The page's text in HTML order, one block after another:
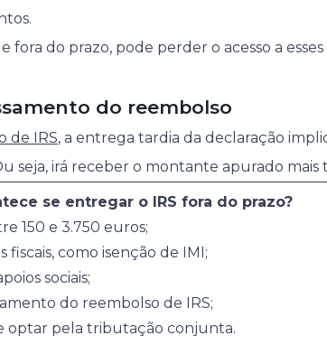
fora do prazo, pode perder o acesso a
do reembolso
de IRS, a entrega tardia da declaração
seja, irá receber o montante apurado mais
se entregar o IRS fora do prazo?
150 e 3.750 euros;
como isenção de IMI;
sociais;
do reembolso de IRS;
optar pela tributação conjunta.